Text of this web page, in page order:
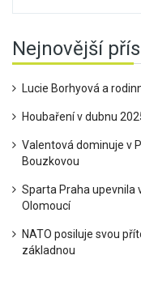
Nejnovější
Lucie Borhyová a
Houbaření v dubnu
Valentová dominuje v
Bouzkovou
Sparta Praha upevnila
Olomoucí
NATO posiluje svou
základnou